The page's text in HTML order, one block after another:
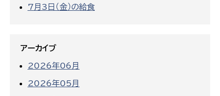
7月3日（金）の給食
アーカイブ
2026年06月
2026年05月